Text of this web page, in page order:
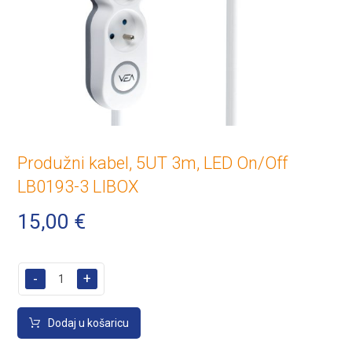
Produžni kabel, 5UT 3m, LED On/Off
LB0193-3 LIBOX
15,00 €
- +
Dodaj u košaricu